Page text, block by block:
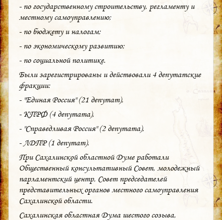
- по государственному строительству, регламенту и
местному самоуправлению;
- по бюджету и налогам;
- по экономическому развитию;
- по социальной политике.
Были зарегистрированы и действовали 4 депутатские
фракции:
- "Единая Россия" (21 депутат),
- КПРФ (4 депутата),
- "Справедливая Россия" (2 депутата),
- ЛДПР (1 депутат).
При Сахалинской областной Думе работали
Общественный консультативный Совет, молодежный
парламентский центр, Совет председателей
представительных органов местного самоуправления
Сахалинской области.
Сахалинская областная Дума шестого созыва,